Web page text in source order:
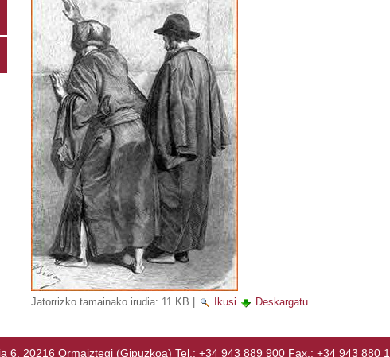
Jatorrizko tamainako irudia: 11 KB Ikusi Deskargatu
6, 20216 Ormaiztegi (Gipuzkoa) Tel.: +34 943 889 900 Fax.: +34 943 880